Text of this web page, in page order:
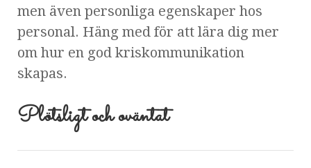
men även personliga egenskaper hos
personal. Häng med för att lära dig mer
om hur en god kriskommunikation
skapas.
Plötsligt och oväntat